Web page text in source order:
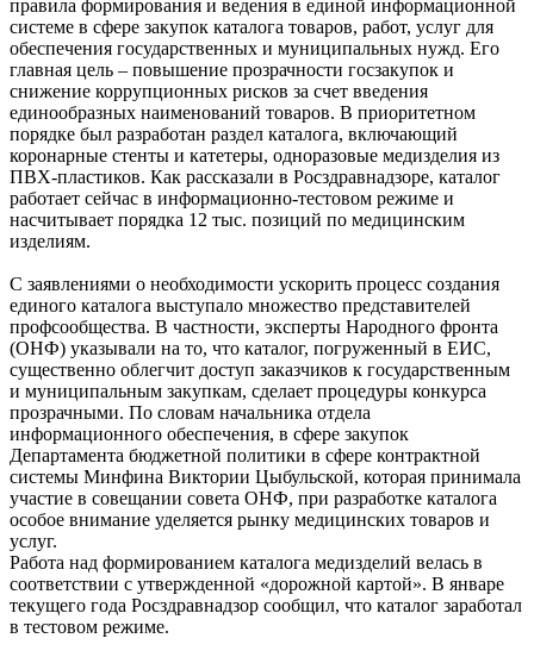
правила формирования и ведения в единой информационной
системе в сфере закупок каталога товаров, работ, услуг для
обеспечения государственных и муниципальных нужд. Его
главная цель – повышение прозрачности госзакупок и
снижение коррупционных рисков за счет введения
единообразных наименований товаров. В приоритетном
порядке был разработан раздел каталога, включающий
коронарные стенты и катетеры, одноразовые медизделия из
ПВХ-пластиков. Как рассказали в Росздравнадзоре, каталог
работает сейчас в информационно-тестовом режиме и
насчитывает порядка 12 тыс. позиций по медицинским
изделиям.
С заявлениями о необходимости ускорить процесс создания
единого каталога выступало множество представителей
профсообщества. В частности, эксперты Народного фронта
(ОНФ) указывали на то, что каталог, погруженный в ЕИС,
существенно облегчит доступ заказчиков к государственным
и муниципальным закупкам, сделает процедуры конкурса
прозрачными. По словам начальника отдела
информационного обеспечения, в сфере закупок
Департамента бюджетной политики в сфере контрактной
системы Минфина Виктории Цыбульской, которая принимала
участие в совещании совета ОНФ, при разработке каталога
особое внимание уделяется рынку медицинских товаров и
услуг.
Работа над формированием каталога медизделий велась в
соответствии с утвержденной «дорожной картой». В январе
текущего года Росздравнадзор сообщил, что каталог заработал
в тестовом режиме.